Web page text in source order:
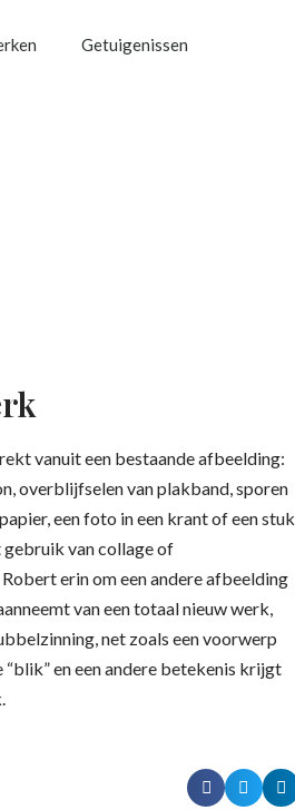
Getuigenissen
vanuit een bestaande afbeelding:
overblijfselen van plakband, sporen
een foto in een krant of een stuk
gebruik van collage of
erin om een andere afbeelding
van een totaal nieuw werk,
net zoals een voorwerp
en een andere betekenis krijgt